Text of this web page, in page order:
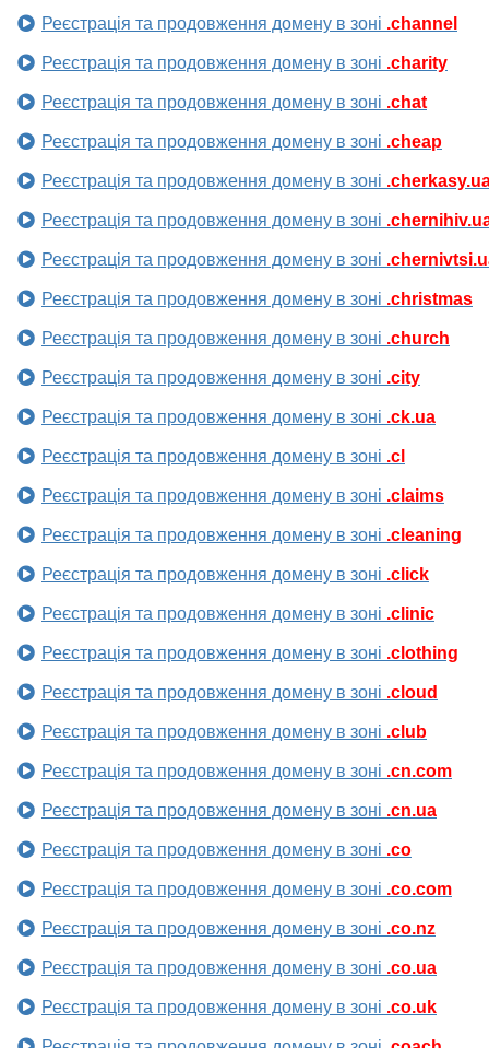
Реєстрація та продовження домену в зоні .channel
Реєстрація та продовження домену в зоні .charity
Реєстрація та продовження домену в зоні .chat
Реєстрація та продовження домену в зоні .cheap
Реєстрація та продовження домену в зоні
Реєстрація та продовження домену в зоні
Реєстрація та продовження домену в зоні
Реєстрація та продовження домену в зоні .christmas
Реєстрація та продовження домену в зоні .church
Реєстрація та продовження домену в зоні .city
Реєстрація та продовження домену в зоні .ck.ua
Реєстрація та продовження домену в зоні .cl
Реєстрація та продовження домену в зоні .claims
Реєстрація та продовження домену в зоні .cleaning
Реєстрація та продовження домену в зоні .click
Реєстрація та продовження домену в зоні .clinic
Реєстрація та продовження домену в зоні .clothing
Реєстрація та продовження домену в зоні .cloud
Реєстрація та продовження домену в зоні .club
Реєстрація та продовження домену в зоні .cn.com
Реєстрація та продовження домену в зоні .cn.ua
Реєстрація та продовження домену в зоні .co
Реєстрація та продовження домену в зоні .co.com
Реєстрація та продовження домену в зоні .co.nz
Реєстрація та продовження домену в зоні .co.ua
Реєстрація та продовження домену в зоні .co.uk